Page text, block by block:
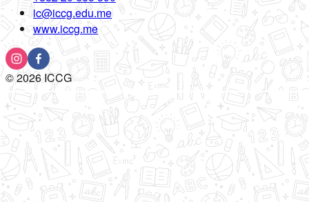
ic@iccg.edu.me
www.iccg.me
©2026ICCG